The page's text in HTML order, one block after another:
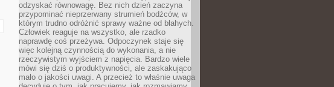
odzyskać równowagę. Bez nich dzień zaczyna
przypominać nieprzerwany strumień bodźców, w
którym trudno odróżnić sprawy ważne od błahych.
Człowiek reaguje na wszystko, ale rzadko
naprawdę coś przeżywa. Odpoczynek staje się
więc kolejną czynnością do wykonania, a nie
rzeczywistym wyjściem z napięcia. Bardzo wiele
mówi się dziś o produktywności, ale zaskakująco
mało o jakości uwagi. A przecież to właśnie uwaga